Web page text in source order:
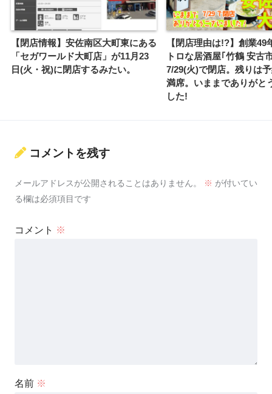
【閉店情報】安佐南区大町東にある
「セガワールド大町店」が11月23
日(火・祝)に閉店するみたい。
【閉店理由は!?】創業49
トロな居酒屋｢竹鶴 安古
7/29(火)で閉店。残りは
満席。いままでありがと
した!
コメントを残す
メールアドレスが公開されることはありません。 ※ が付いてい
る欄は必須項目です
コメント ※
名前 ※